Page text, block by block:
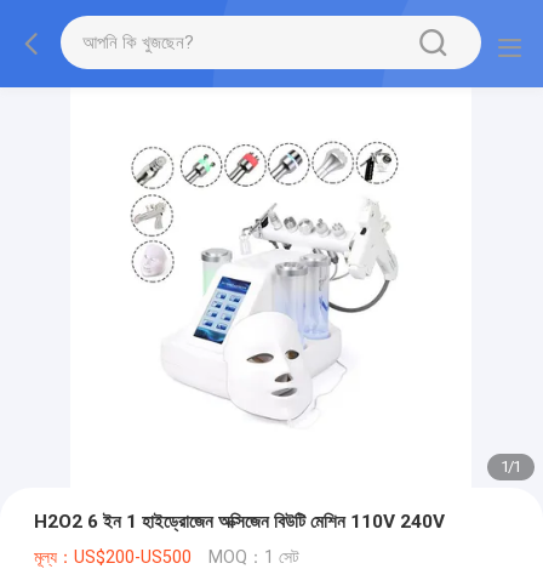
1/1
H2O2 6 ইন 1 হাইড্রোজেন অক্সিজেন বিউটি মেশিন 110V 240V
মূল্য：US$200-US500 MOQ：1 সেট